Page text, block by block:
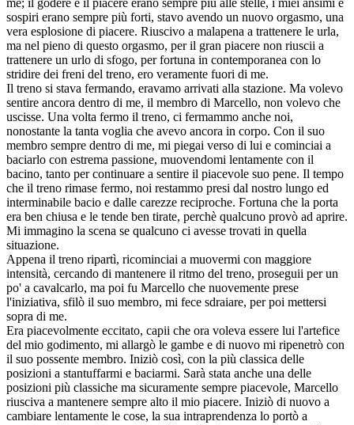
sospiri erano sempre più forti, stavo avendo un nuovo orgasmo, una
vera esplosione di piacere. Riuscivo a malapena a trattenere le urla,
ma nel pieno di questo orgasmo, per il gran piacere non riuscii a
trattenere un urlo di sfogo, per fortuna in contemporanea con lo
stridire dei freni del treno, ero veramente fuori di me.
Il treno si stava fermando, eravamo arrivati alla stazione. Ma volevo
sentire ancora dentro di me, il membro di Marcello, non volevo che
uscisse. Una volta fermo il treno, ci fermammo anche noi,
nonostante la tanta voglia che avevo ancora in corpo. Con il suo
membro sempre dentro di me, mi piegai verso di lui e cominciai a
baciarlo con estrema passione, muovendomi lentamente con il
bacino, tanto per continuare a sentire il piacevole suo pene. Il tempo
che il treno rimase fermo, noi restammo presi dal nostro lungo ed
interminabile bacio e dalle carezze reciproche. Fortuna che la porta
era ben chiusa e le tende ben tirate, perchè qualcuno provò ad aprire.
Mi immagino la scena se qualcuno ci avesse trovati in quella
situazione.
Appena il treno ripartì, ricominciai a muovermi con maggiore
intensità, cercando di mantenere il ritmo del treno, proseguii per un
po' a cavalcarlo, ma poi fu Marcello che nuovemente prese
l'iniziativa, sfilò il suo membro, mi fece sdraiare, per poi mettersi
sopra di me.
Era piacevolmente eccitato, capii che ora voleva essere lui l'artefice
del mio godimento, mi allargò le gambe e di nuovo mi ripenetrò con
il suo possente membro. Iniziò così, con la più classica delle
posizioni a stantuffarmi e baciarmi. Sarà stata anche una delle
posizioni più classiche ma sicuramente sempre piacevole, Marcello
riusciva a mantenere sempre alto il mio piacere. Iniziò di nuovo a
cambiare lentamente le cose, la sua intraprendenza lo portò a